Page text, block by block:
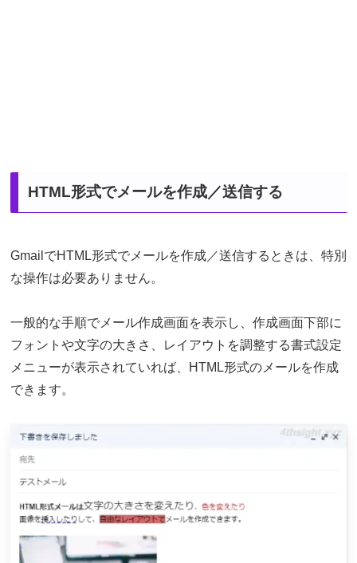
HTML形式でメールを作成／送信する
GmailでHTML形式でメールを作成／送信するときは、特別
な操作は必要ありません。
一般的な手順でメール作成画面を表示し、作成画面下部に
フォントや文字の大きさ、レイアウトを調整する書式設定
メニューが表示されていれば、HTML形式のメールを作成
できます。